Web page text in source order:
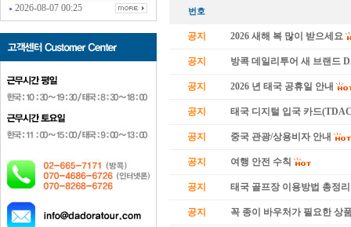
2026-08-07 00:25 번호
공지 2026 새해 복 많이 받으세요
공지 방콕 데일리투어 새 브랜드
공지 2026 년 태국 공휴일 안내
공지 태국 디지털 입국 카드
공지 중국 관광/상용비자 안내
공지 여행 안전 수칙
공지 태국 골프장 이용방법 총정리
공지 꼭 종이 바우처가 필요한 상